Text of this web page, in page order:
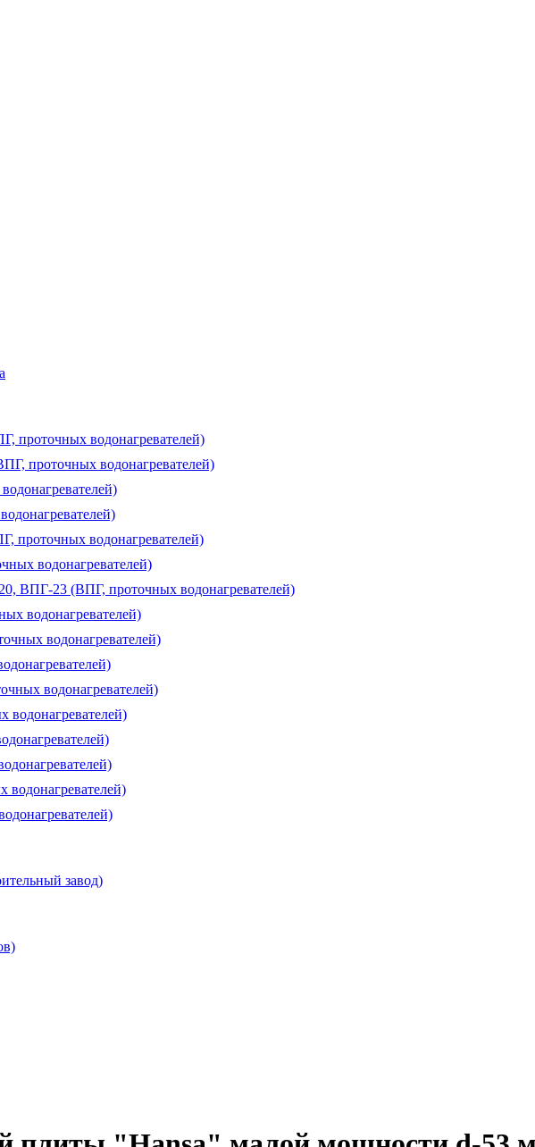
проточных водонагревателей)
проточных водонагревателей)
проточных водонагревателей)
водонагревателей)
ВПГ-23 (ВПГ, проточных водонагревателей)
водонагревателей)
водонагревателей)
водонагревателей)
водонагревателей)
водонагревателей)
завод)